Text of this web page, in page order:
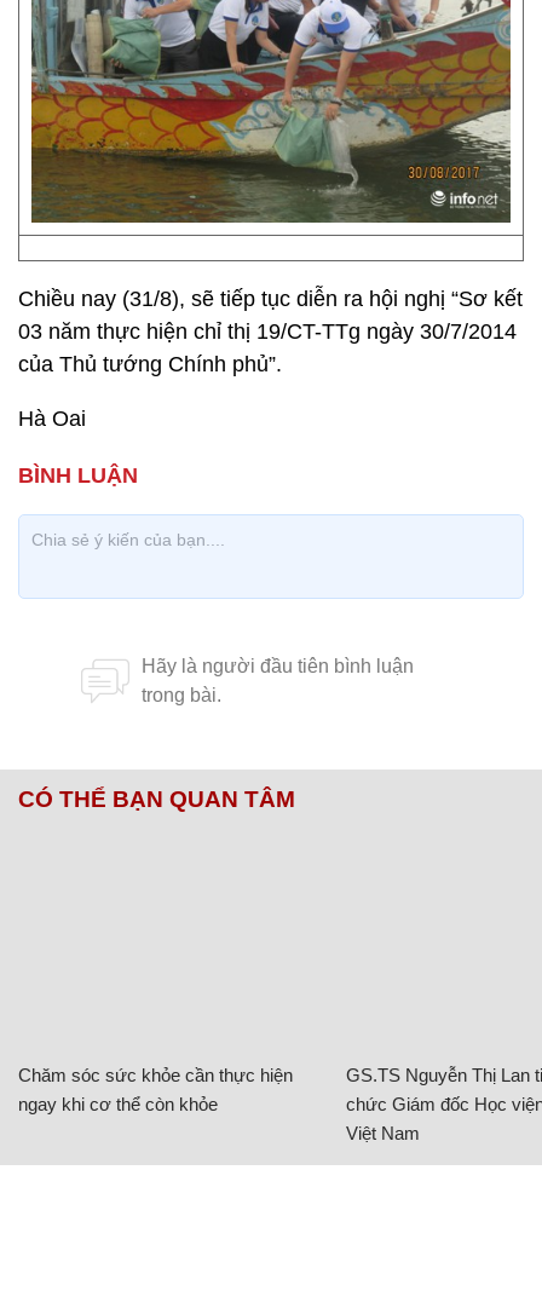
Chiều nay (31/8), sẽ tiếp tục diễn ra hội nghị “Sơ kết
03 năm thực hiện chỉ thị 19/CT-TTg ngày 30/7/2014
của Thủ tướng Chính phủ”.
Hà Oai
CÓ THỂ BẠN QUAN TÂM
Chăm sóc sức khỏe cần thực hiện
ngay khi cơ thể còn khỏe
GS.TS Nguyễn Thị Lan
chức Giám đốc Học
Việt Nam